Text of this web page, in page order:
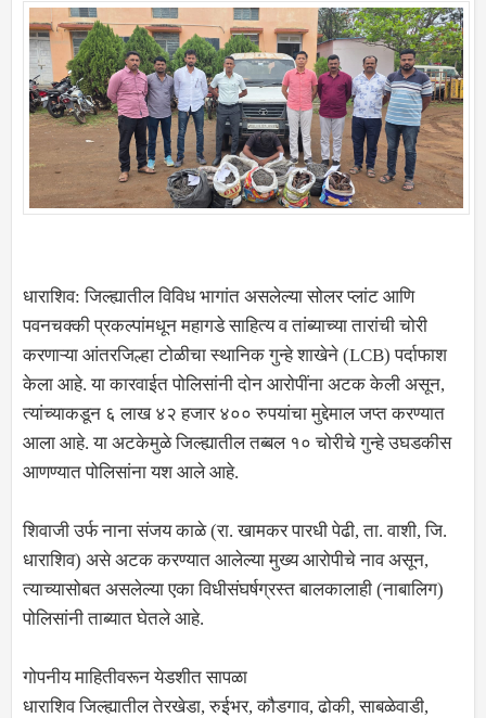
धाराशिव: जिल्ह्यातील विविध भागांत असलेल्या सोलर प्लांट आणि
पवनचक्की प्रकल्पांमधून महागडे साहित्य व तांब्याच्या तारांची चोरी
करणाऱ्या आंतरजिल्हा टोळीचा स्थानिक गुन्हे शाखेने (LCB) पर्दाफाश
केला आहे. या कारवाईत पोलिसांनी दोन आरोपींना अटक केली असून,
त्यांच्याकडून ६ लाख ४२ हजार ४०० रुपयांचा मुद्देमाल जप्त करण्यात
आला आहे. या अटकेमुळे जिल्ह्यातील तब्बल १० चोरीचे गुन्हे उघडकीस
आणण्यात पोलिसांना यश आले आहे.
शिवाजी उर्फ नाना संजय काळे (रा. खामकर पारधी पेढी, ता. वाशी, जि.
धाराशिव) असे अटक करण्यात आलेल्या मुख्य आरोपीचे नाव असून,
त्याच्यासोबत असलेल्या एका विधीसंघर्षग्रस्त बालकालाही (नाबालिग)
पोलिसांनी ताब्यात घेतले आहे.
गोपनीय माहितीवरून येडशीत सापळा
धाराशिव जिल्ह्यातील तेरखेडा, रुईभर, कौडगाव, ढोकी, साबळेवाडी,